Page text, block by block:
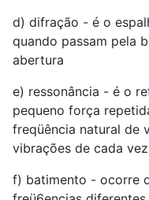
d) difração - é o
quando passam pela
abertura
e) ressonância - é o
pequeno força
freqüência natural de
vibrações de cada
f) batimento - ocorre